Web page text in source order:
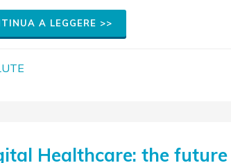
A LEGGERE >>
Healthcare: the